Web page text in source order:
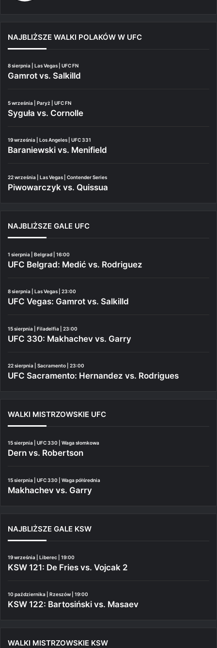
NAJBLIŻSZE WALKI POLAKÓW W UFC
8 sierpnia | Las Vegas | UFC FN
Gamrot vs. Salkilld
5 września | Paryż | UFC FN
Syguła vs. Cornolle
19 września | Los Angeles | UFC 331
Baraniewski vs. Menifield
22 września | Las Vegas | Contender Series
Piwowarczyk vs. Quissua
NAJBLIŻSZE GALE UFC
1 sierpnia | Belgrad | 16:00
UFC Belgrad: Medić vs. Rodriguez
8 sierpnia | Las Vegas | 23:00
UFC Vegas: Gamrot vs. Salkilld
15 sierpnia | Filadelfia | 23:00
UFC 330: Makhachev vs. Garry
22 sierpnia | Sacramento | 23:00
UFC Sacramento: Hernandez vs. Rodrigues
WALKI MISTRZOWSKIE UFC
15 sierpnia | UFC 330 | Waga słomkowa
Dern vs. Robertson
15 sierpnia | UFC 330 | Waga półśrednia
Makhachev vs. Garry
NAJBLIŻSZE GALE KSW
19 września | Liberec | 19:00
KSW 121: De Fries vs. Vojcak 2
10 października | Rzeszów | 19:00
KSW 122: Bartosiński vs. Masaev
WALKI MISTRZOWSKIE KSW